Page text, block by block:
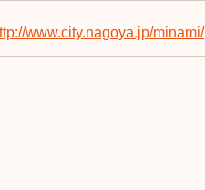
www.city.nagoya.jp/minami/